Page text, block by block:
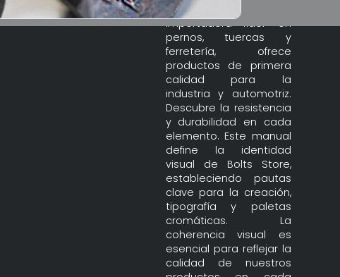
en la construcción de... Abrazaderas
Bolts Store,
importadora líder en
pernos, tuercas y
ferretería, ofrece
productos de primera
calidad para la
industria y automotriz.
Descubre la resistencia
y durabilidad en cada
elemento. Este manual
define la identidad
visual de Bolts Store,
estableciendo pautas
clave para la creación,
tipografía y paletas
cromáticas. La
coherencia visual es
esencial para reflejar la
calidad de nuestros